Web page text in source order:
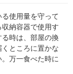
る使用量を守って
納容器で使用す
時は、部屋の換
ところに置かな
万一食べた時に